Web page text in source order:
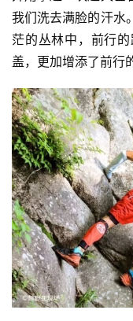
我们洗去满脸的汗水
茫的丛林中，前行
盖，更加增添了前行